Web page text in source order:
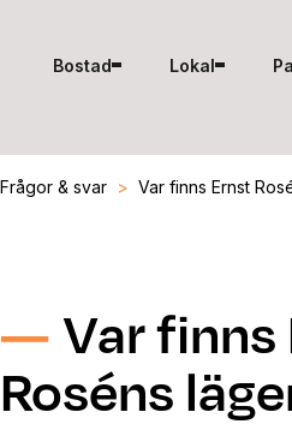
Bostad Lokal
Frågor & svar > Var finns Ernst
Var finns
Roséns